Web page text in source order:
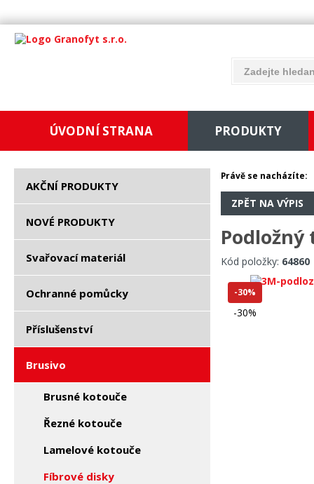
ÚVODNÍ STRANA PRODUKTY
AKČNÍ PRODUKTY
NOVÉ PRODUKTY
Svařovací materiál
Ochranné pomůcky
Příslušenství
Brusivo
Brusné kotouče
Řezné kotouče
Lamelové kotouče
Fíbrové disky
Právě se nacházíte:
ZPĚT NA VÝPIS
Kód položky: 64860
-30%
-30%